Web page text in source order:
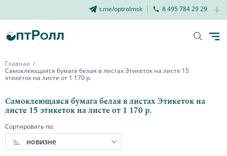
t.me/optrolmsk 8 495 784 29 29
Главная
Самоклеющаяся бумага белая в листах Этикеток на листе 15
этикеток на листе от 1 170 р.
Самоклеющаяся бумага белая в листах Этикеток на
листе 15 этикеток на листе от 1 170 р.
Сортировать по:
новизне